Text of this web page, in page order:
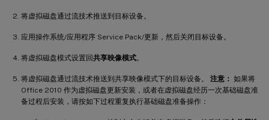
将虚拟磁盘通过流技术推送到目标设备。
应用操作系统/应用程序 Service Pack/更新，然后关闭目标设备。
将虚拟磁盘模式设置回共享映像模式。
将虚拟磁盘通过流技术推送到共享映像模式下的目标设备。 注意： 如果将
Office 2010 作为虚拟磁盘更新安装，或者在虚拟磁盘经历一次基础磁盘准
备过程后安装，请按如下过程重复执行基础磁盘准备操作：